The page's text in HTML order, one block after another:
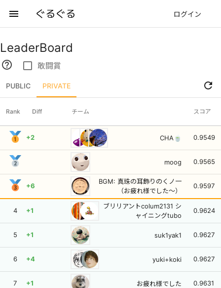
menu ぐるぐる ログイン
LeaderBoard
help_outline check_box_outline_blank 敢闘賞
PUBLIC PRIVATE refresh
Rank Diff チーム スコア
+2 CHA🍵 0.9549
moog 0.9565
+6
BGM: 真珠の耳飾りのくノ一
（お疲れ様でした〜）
0.9597
4 +1
ブリリアントcolum2131 シ
ャイニングtubo
0.9624
5 +1 suk1yak1 0.9627
6 +4 yuki+koki 0.9627
7 +1 お疲れ様でした 0.9631